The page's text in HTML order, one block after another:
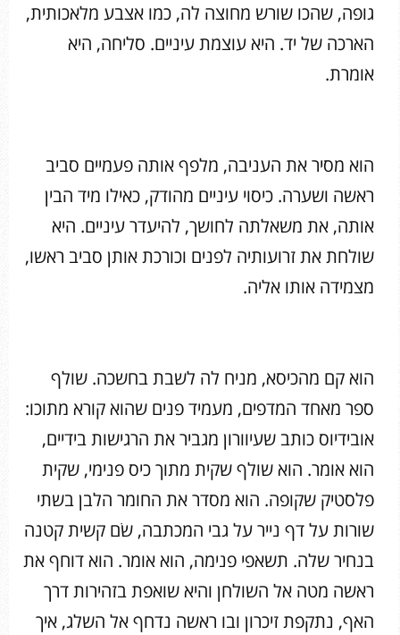
גופה, שהכו שורש מחוצה לה, כמו אצבע מלאכותית,
הארכה של יד. היא עוצמת עיניים. סליחה, היא
אומרת.
הוא מסיר את העניבה, מלפף אותה פעמיים סביב
ראשה ושערה. כיסוי עיניים מהודק, כאילו מיד הבין
אותה, את משאלתה לחושך, להיעדר עיניים. היא
שולחת את זרועותיה לפנים וכורכת אותן סביב ראשו,
מצמידה אותו אליה.
הוא קם מהכיסא, מניח לה לשבת בחשכה. שולף
ספר מאחד המדפים, מעמיד פנים שהוא קורא מתוכו:
אובידיוס כותב שעיוורון מגביר את הרגישות בידיים,
הוא אומר. הוא שולף שקית מתוך כיס פנימי, שקית
פלסטיק שקופה. הוא מסדר את החומר הלבן בשתי
שורות על דף נייר על גבי המכתבה, שֹם קשית קטנה
בנחיר שלה. תשאפי פנימה, הוא אומר. הוא דוחף את
ראשה מטה אל השולחן והיא שואפת בזהירות דרך
האף, נתקפת זיכרון ובו ראשה נדחף אל השלג, איך